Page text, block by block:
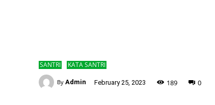
SANTRI KATA SANTRI
By Admin February 25, 2023 189 0